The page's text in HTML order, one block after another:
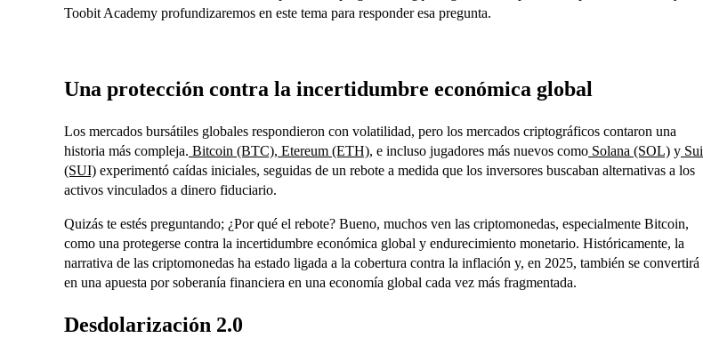
Toobit Academy profundizaremos en este tema para responder esa pregunta.
Una protección contra la incertidumbre económica global
Los mercados bursátiles globales respondieron con volatilidad, pero los mercados criptográficos contaron una
historia más compleja. Bitcoin (BTC), Etereum (ETH), e incluso jugadores más nuevos como Solana (SOL) y Sui
(SUI) experimentó caídas iniciales, seguidas de un rebote a medida que los inversores buscaban alternativas a los
activos vinculados a dinero fiduciario.
Quizás te estés preguntando; ¿Por qué el rebote? Bueno, muchos ven las criptomonedas, especialmente Bitcoin,
como una protegerse contra la incertidumbre económica global y endurecimiento monetario. Históricamente, la
narrativa de las criptomonedas ha estado ligada a la cobertura contra la inflación y, en 2025, también se convertirá
en una apuesta por soberanía financiera en una economía global cada vez más fragmentada.
Desdolarización 2.0